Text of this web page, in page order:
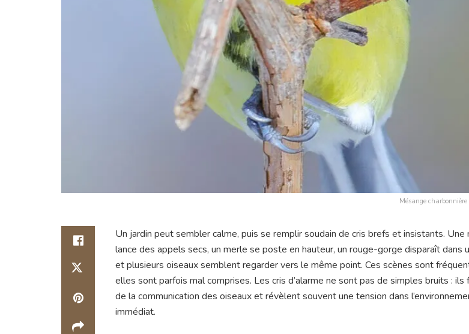
Mésange
Un jardin peut sembler calme, puis se remplir soudain de cris brefs et insistants. Une
lance des appels secs, un merle se poste en hauteur, un rouge-gorge disparaît dans
et plusieurs oiseaux semblent regarder vers le même point. Ces scènes sont
elles sont parfois mal comprises. Les cris d’alarme ne sont pas de simples bruits : ils
de la communication des oiseaux et révèlent souvent une tension dans
immédiat.